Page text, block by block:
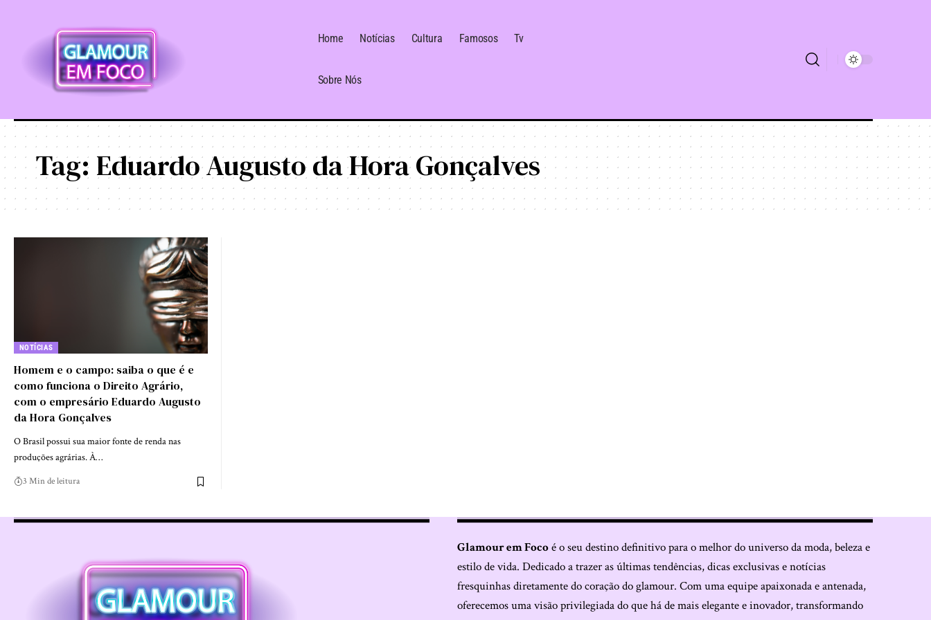
Home Notícias Cultura Famosos Tv
Sobre Nós
Tag: Eduardo Augusto da Hora Gonçalves
NOTÍCIAS
Homem e o campo: saiba o que é e
como funciona o Direito Agrário,
com o empresário Eduardo Augusto
da Hora Gonçalves
O Brasil possui sua maior fonte de renda nas
produções agrárias. À…
3 Min de leitura
Glamour em Focoé o seu destino definitivo para o melhor do universo da moda, beleza e
estilo de vida. Dedicado a trazer as últimas tendências, dicas exclusivas e notícias
fresquinhas diretamente do coração do glamour. Com uma equipe apaixonada e antenada,
oferecemos uma visão privilegiada do que há de mais elegante e inovador, transformando